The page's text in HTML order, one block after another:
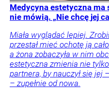
Medycyna estetyczna
nie mówią. „Nie chcę jej
Miała wyglądać lepiej.
przestał mieć ochotę ją
a żona zobaczyła w nim
estetyczna zmienia nie
partnera, by nauczył się jej
– zupełnie od nowa.